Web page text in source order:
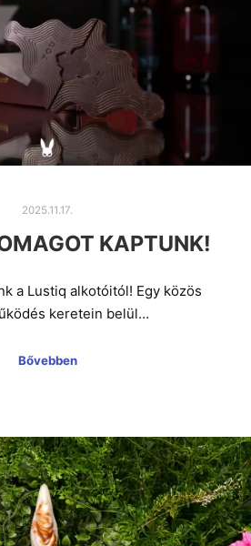
2025.11.17.
KAPTUNK!
a Lustiq alkotóitól! Egy közös
keretein belül…
Bővebben